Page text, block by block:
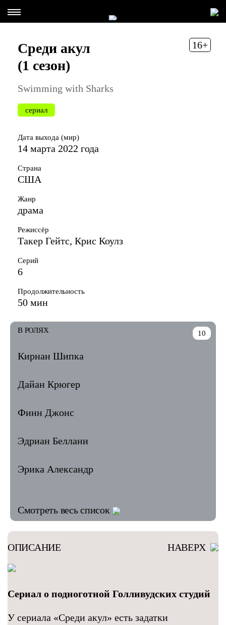
16+
Среди акул
(1 сезон)
Swimming with Sharks
сериал
Дата выхода (мир)
14 марта 2022 года
Страна
США
Жанр
драма
Режиссёр
Такер Гейтс, Крис Коулз
Серий
6
Продолжительность
50 мин
10
В РОЛЯХ
Кирнан Шипка
Дайан Крюгер
Финн Джонс
Эдриан Беллани
Эрика Александр
Смотреть весь список
ОПИСАНИЕ НАВЕРХ
Сериал о подноготной Голливудских студий
У сериала «Среди акул» есть задатки